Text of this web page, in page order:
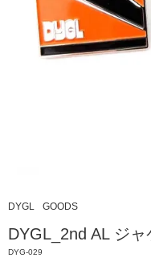
DYGL GOODS
DYGL_2nd AL ジ
DYG-029